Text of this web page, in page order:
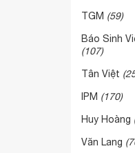
TGM (59)
Báo Sinh
(107)
Tân Việt
IPM (170)
Huy Hoàng
Văn Lang